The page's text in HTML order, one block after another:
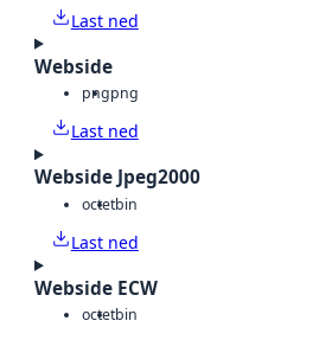
Last ned
Webside
pngpng
Last ned
Webside Jpeg2000
octetbin
Last ned
Webside ECW
octetbin